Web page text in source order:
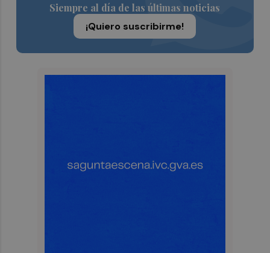
Siempre al día de las últimas noticias
¡Quiero suscribirme!